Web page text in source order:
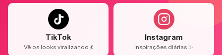
TikTok
Vê os looks viralizando 💃
Instagram
Inspirações diárias ✨